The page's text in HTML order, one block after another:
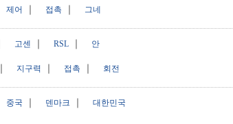
제어 접촉 그네
고센 RSL 안
지구력 접촉 회전
중국 덴마크 대한민국